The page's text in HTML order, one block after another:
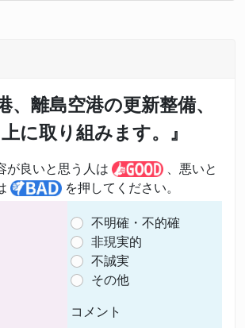
、離島空港の更新整備、
に取り組みます。』
が良いと思う人は
、悪いと
を押してください。
不明確・不的確
非現実的
不誠実
その他
コメント